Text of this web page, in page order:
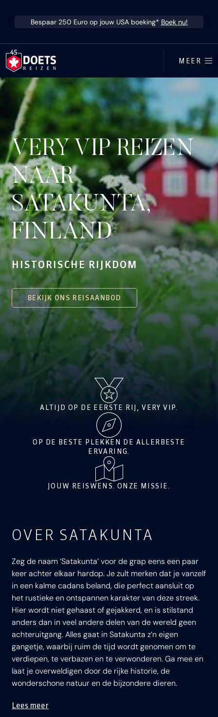
Bespaar 250 Euro op jouw USA boeking* Boek nu!
MEER
VERY VIP REIZEN
NAAR
SATAKUNTA,
FINLAND
HISTORISCHE RIJKDOM
BEKIJK ONS REISAANBOD
ALTIJD OP DE EERSTE RIJ, VERY VIP.
OP DE BESTE PLEKKEN DE ALLERBESTE
ERVARING.
JOUW REISWENS. ONZE MISSIE.
OVER SATAKUNTA
Zeg de naam ‘Satakunta’ voor de grap eens een paar
keer achter elkaar hardop. Je zult merken dat je vanzelf
in een kalme cadans beland, die perfect aansluit op
het rustieke en ontspannen karakter van deze streek.
Hier wordt niet gehaast of gejakkerd, en is stilstand
anders dan in veel andere delen van de wereld geen
achteruitgang. Alles gaat in Satakunta z’n eigen
gangetje, waarbij ruim de tijd wordt genomen om te
verdiepen, te verbazen en te verwonderen. Ga mee en
laat je overweldigen door de rijke historie, de
wonderschone natuur en de bijzondere dieren.
Lees meer